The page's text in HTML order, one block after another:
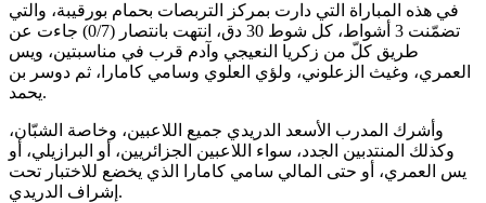
في هذه المباراة التي دارت بمركز التربصات بحمام بورقيبة، والتي
تضمّنت 3 أشواط، كل شوط 30 دق، انتهت بانتصار (0/7) جاءت عن
طريق كلّ من زكريا النعيجي وآدم قرب في مناسبتين، ويس
العمري، وغيث الزعلوني، ولؤي العلوي وسامي كامارا، ثم دوسر بن
يحمد.
وأشرك المدرب الأسعد الدريدي جميع اللاعبين، وخاصة الشبّان،
وكذلك المنتدبين الجدد، سواء اللاعبين الجزائريين، أو البرازيلي، أو
يس العمري، أو حتى المالي سامي كامارا الذي يخضع للاختبار تحت
إشراف الدريدي.